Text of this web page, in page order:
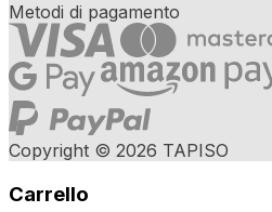
Metodi di pagamento
Copyright © 2026 TAPISO
Carrello